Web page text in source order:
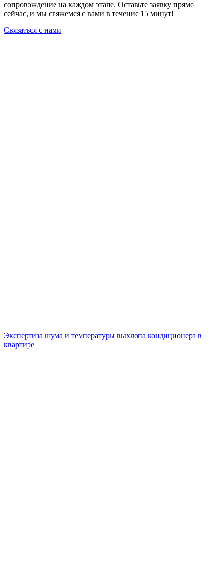
сопровождение на каждом этапе. Оставьте заявку прямо
сейчас, и мы свяжемся с вами в течение 15 минут!
Связаться с нами
Экспертиза шума и температуры выхлопа кондиционера в
квартире